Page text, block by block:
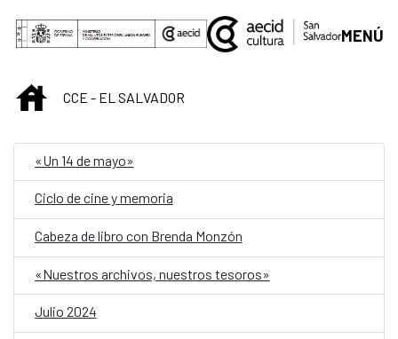
Saltar al contenido principal
MENÚ
INICIOCCE - EL SALVADOR
«Un 14 de mayo»
Ciclo de cine y memoria
Cabeza de libro con Brenda Monzón
«Nuestros archivos, nuestros tesoros»
Julio 2024